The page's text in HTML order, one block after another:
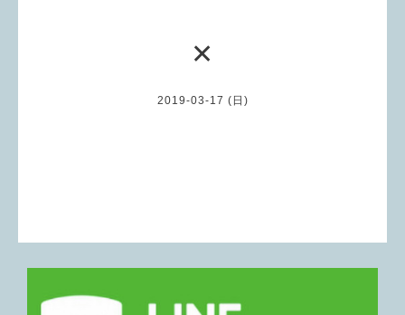
✕
2019-03-17 (日)